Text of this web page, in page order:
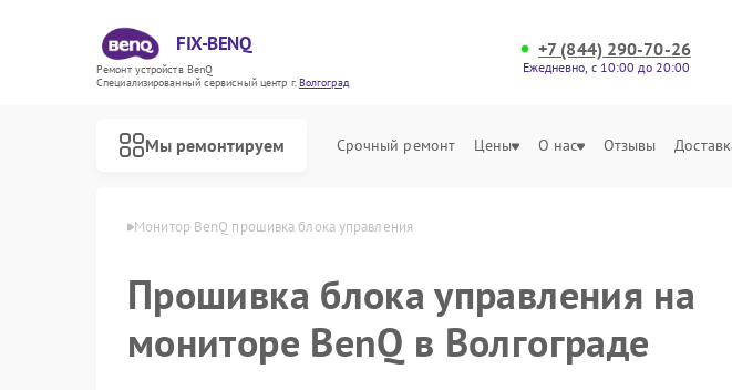
FIX-BENQ
Ремонт устройств BenQ
Специализированный cервисный центр г.Волгоград
+7 (844) 290-70-26
Ежедневно, с 10:00 до 20:00
Мы ремонтируем Срочный ремонт Цены О нас Отзывы
в Волгограде Монитор BenQ прошивка блока управления
Прошивка блока управления на
мониторе BenQ в Волгограде